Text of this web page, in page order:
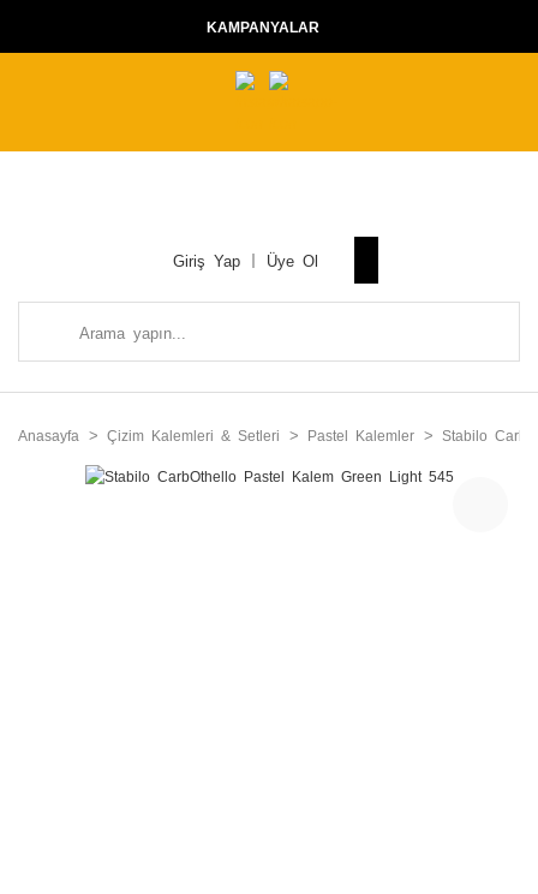
KAMPANYALAR
Giriş Yap Üye Ol
Anasayfa Çizim Kalemleri & Setleri Pastel Kalemler Stabilo